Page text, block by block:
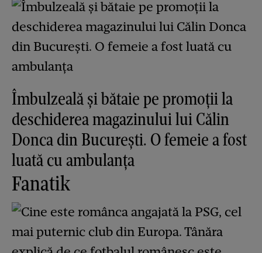
Îmbulzeală și bătaie pe promoții la
deschiderea magazinului lui Călin
Donca din București. O femeie a fost
luată cu ambulanța
Fanatik